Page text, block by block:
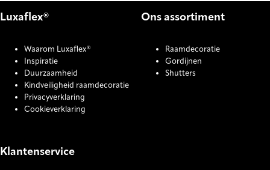
Luxaflex®
Waarom Luxaflex®
Inspiratie
Duurzaamheid
Kindveiligheid raamdecoratie
Privacyverklaring
Cookieverklaring
Ons assortiment
Raamdecoratie
Gordijnen
Shutters
Klantenservice